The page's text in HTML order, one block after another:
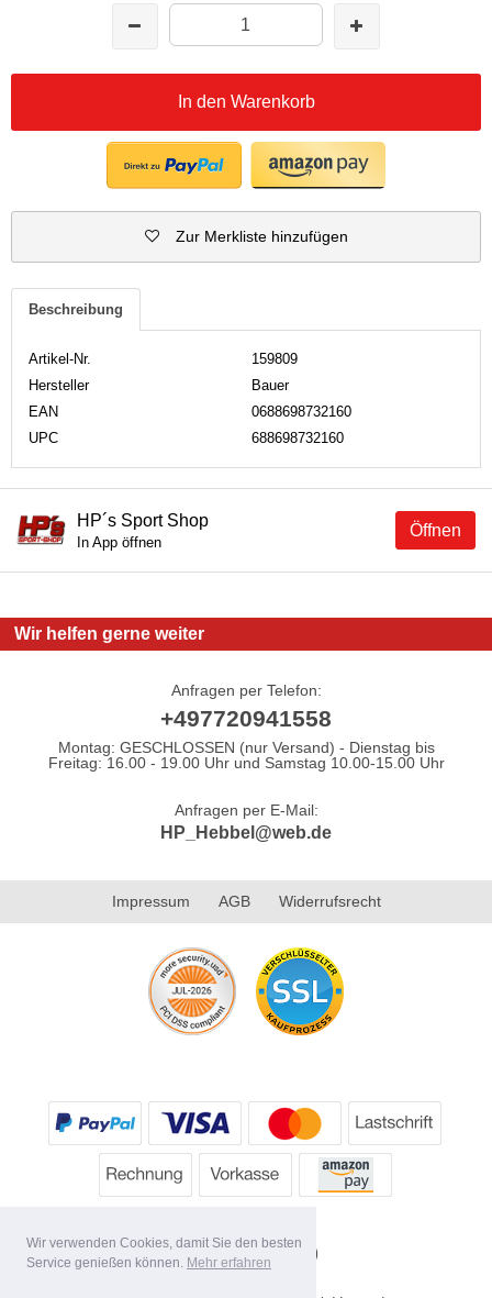
Wir verwenden Cookies, damit Sie den besten
Service genießen können. Mehr erfahren
In den Warenkorb
Zur Merkliste hinzufügen
Beschreibung
Artikel-Nr.
159809
Hersteller
Bauer
EAN
0688698732160
UPC
688698732160
Öffnen
HP´s Sport Shop
In App öffnen
Wir helfen gerne weiter
Anfragen per Telefon:
+497720941558
Montag: GESCHLOSSEN (nur Versand) - Dienstag bis
Freitag: 16.00 - 19.00 Uhr und Samstag 10.00-15.00 Uhr
Anfragen per E-Mail:
HP_Hebbel@web.de
Impressum AGB Widerrufsrecht